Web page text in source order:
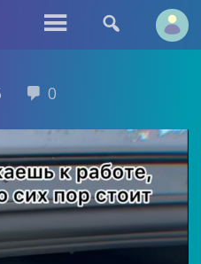
 
 0